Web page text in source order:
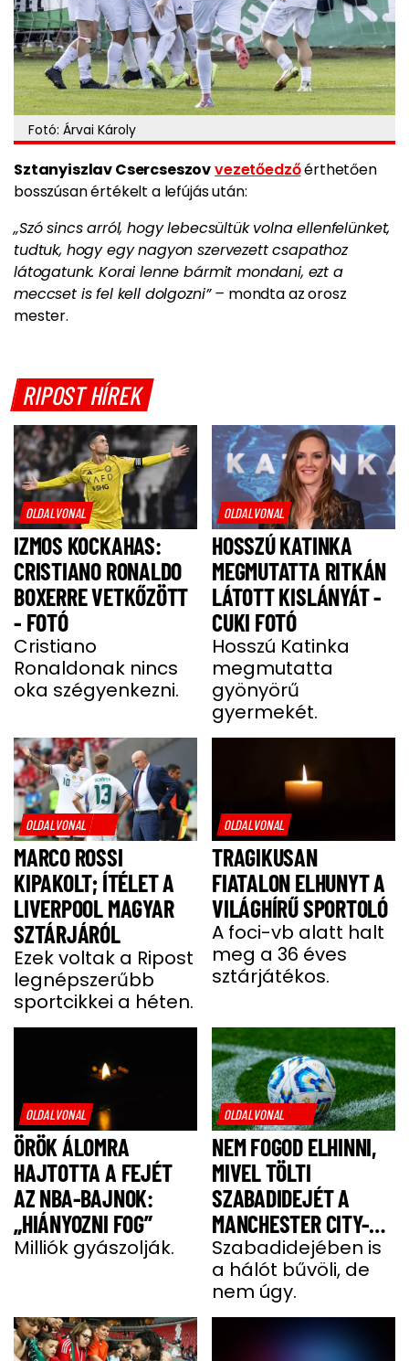
Fotó: Árvai Károly
Sztanyiszlav Csercseszovvezetőedzőérthetően
bosszúsan értékelt a lefújás után:
„Szó sincs arról, hogy lebecsültük volna ellenfelünket,
tudtuk, hogy egy nagyon szervezett csapathoz
látogatunk. Korai lenne bármit mondani, ezt a
meccset is fel kell dolgozni” – mondta az orosz
mester.
RIPOST HÍREK
OLDALVONAL
IZMOS KOCKAHAS:
CRISTIANO RONALDO
BOXERRE VETKŐZÖTT
- FOTÓ
Cristiano
Ronaldonak nincs
oka szégyenkezni.
OLDALVONAL
HOSSZÚ KATINKA
MEGMUTATTA RITKÁN
LÁTOTT KISLÁNYÁT -
CUKI FOTÓ
Hosszú Katinka
megmutatta
gyönyörű
gyermekét.
OLDALVONAL
MARCO ROSSI
KIPAKOLT; ÍTÉLET A
LIVERPOOL MAGYAR
SZTÁRJÁRÓL
Ezek voltak a Ripost
legnépszerűbb
sportcikkei a héten.
OLDALVONAL
TRAGIKUSAN
FIATALON ELHUNYT A
VILÁGHÍRŰ SPORTOLÓ
A foci-vb alatt halt
meg a 36 éves
sztárjátékos.
OLDALVONAL
ÖRÖK ÁLOMRA
HAJTOTTA A FEJÉT
AZ NBA-BAJNOK:
„HIÁNYOZNI FOG”
Milliók gyászolják.
OLDALVONAL
NEM FOGOD ELHINNI,
MIVEL TÖLTI
SZABADIDEJÉT A
MANCHESTER CITY-
SZTÁRJA
Szabadidejében is
a hálót bűvöli, de
nem úgy.